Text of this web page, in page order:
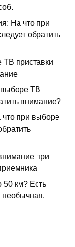
На что при
обратить
ТВ приставки
выборе ТВ
внимание?
что при выборе
при
50 км? Есть
необычная.